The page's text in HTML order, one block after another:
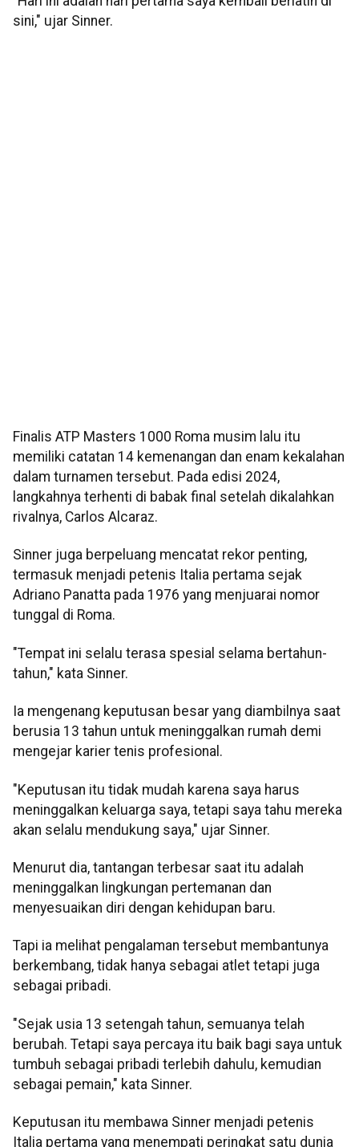
sini," ujar Sinner.
Finalis ATP Masters 1000 Roma musim lalu itu
memiliki catatan 14 kemenangan dan enam kekalahan
dalam turnamen tersebut. Pada edisi 2024,
langkahnya terhenti di babak final setelah dikalahkan
rivalnya, Carlos Alcaraz.
Sinner juga berpeluang mencatat rekor penting,
termasuk menjadi petenis Italia pertama sejak
Adriano Panatta pada 1976 yang menjuarai nomor
tunggal di Roma.
"Tempat ini selalu terasa spesial selama bertahun-
tahun," kata Sinner.
Ia mengenang keputusan besar yang diambilnya saat
berusia 13 tahun untuk meninggalkan rumah demi
mengejar karier tenis profesional.
"Keputusan itu tidak mudah karena saya harus
meninggalkan keluarga saya, tetapi saya tahu mereka
akan selalu mendukung saya," ujar Sinner.
Menurut dia, tantangan terbesar saat itu adalah
meninggalkan lingkungan pertemanan dan
menyesuaikan diri dengan kehidupan baru.
Tapi ia melihat pengalaman tersebut membantunya
berkembang, tidak hanya sebagai atlet tetapi juga
sebagai pribadi.
"Sejak usia 13 setengah tahun, semuanya telah
berubah. Tetapi saya percaya itu baik bagi saya untuk
tumbuh sebagai pribadi terlebih dahulu, kemudian
sebagai pemain," kata Sinner.
Keputusan itu membawa Sinner menjadi petenis
Italia pertama yang menempati peringkat satu dunia